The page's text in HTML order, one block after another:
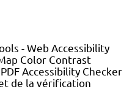
- Web Accessibility
Color Contrast
Accessibility Checker
de la vérification